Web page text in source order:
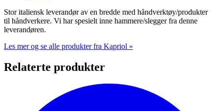
Stor italiensk leverandør av en bredde med håndverktøy/produkter
til håndverkere. Vi har spesielt inne hammere/slegger fra denne
leverandøren.
Les mer og se alle produkter fra Kapriol »
Relaterte produkter